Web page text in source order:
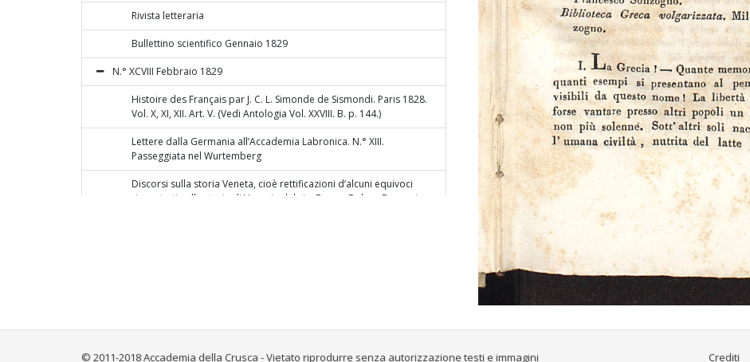
Rivista letteraria
Bullettino scientifico Gennaio 1829
N.° XCVIII Febbraio 1829
Histoire des Français par J. C. L. Simonde de Sismondi. Paris 1828.
Vol. X, XI, XII. Art. V. (Vedi Antologia Vol. XXVIII. B. p. 144.)
Lettere dalla Germania all’Accademia Labronica. N.° XIII.
Passeggiata nel Wurtemberg
Discorsi sulla storia Veneta, cioè rettificazioni d’alcuni equivoci
riscontrati nella storia di Venezia del sig. Daru. - Del co. Domenico
Lettera annunziatrice di concordia nella repubblica medica al
Crediti
© 2011-2018 Accademia della Crusca - Vietato riprodurre senza autorizzazione testi e immagini